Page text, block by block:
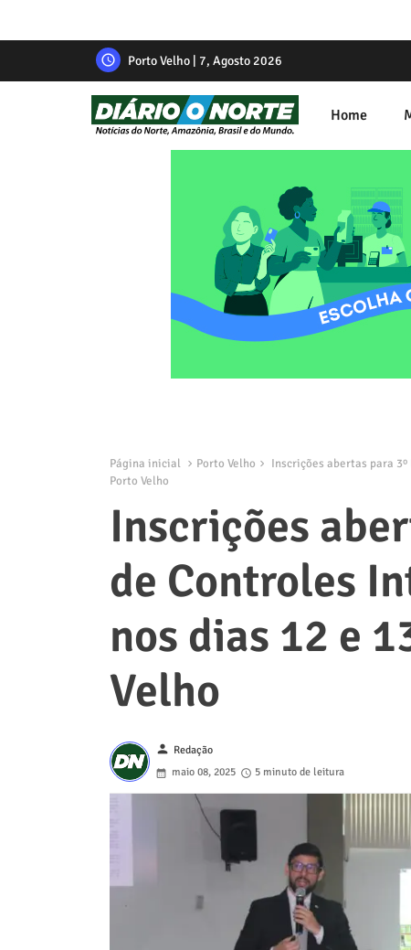
Porto Velho | 7, Agosto 2026
Home
Página inicial Porto Velho
Inscrições abertas para
Porto Velho
Inscrições
de Controles
nos dias 12 e
Velho
person Redação
maio 08, 2025
5 minuto de leitura